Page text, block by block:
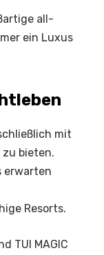
all-
ein Luxus
mit
bieten.
erwarten
Resorts.
TUI MAGIC